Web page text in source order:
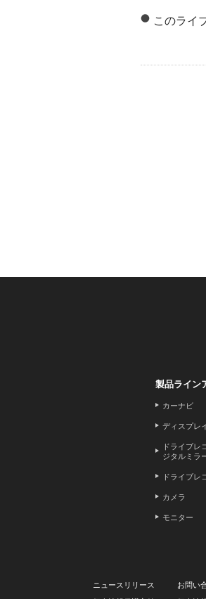
このライ
製品ライン
カーナビ
ディスプレ
ドライブ
ジタルミラ
ドライブレ
カメラ
モニター
ニュースリリース お問い